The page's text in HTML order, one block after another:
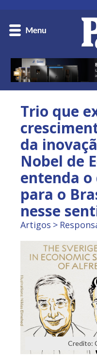
Trio que
da
Nobel de
entenda
para o
nesse
Artigos
Credito: